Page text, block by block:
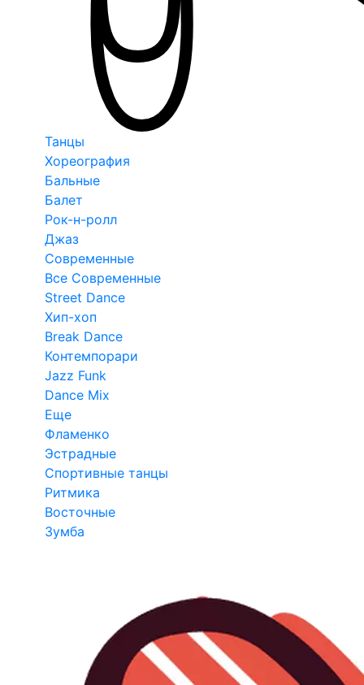
Танцы
Хореография
Бальные
Балет
Рок-н-ролл
Джаз
Современные
Все Современные
Street Dance
Хип-хоп
Break Dance
Контемпорари
Jazz Funk
Dance Mix
Еще
Фламенко
Эстрадные
Спортивные танцы
Ритмика
Восточные
Зумба